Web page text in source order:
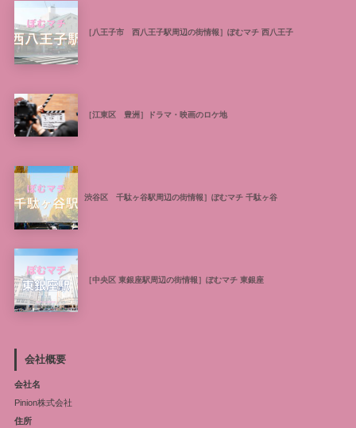
［八王子市 西八王子駅周辺の街情報］ぽむマチ 西八王子
［江東区 豊洲］ドラマ・映画のロケ地
渋谷区 千駄ヶ谷駅周辺の街情報］ぽむマチ 千駄ヶ谷
［中央区 東銀座駅周辺の街情報］ぽむマチ 東銀座
会社概要
会社名
Pinion株式会社
住所